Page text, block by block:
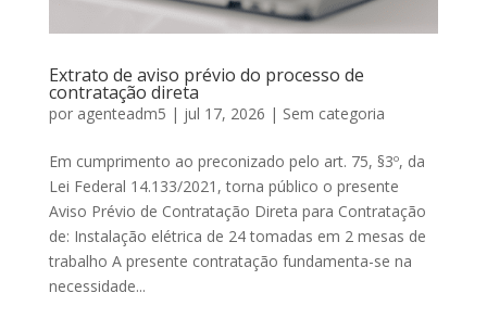
Extrato de aviso prévio do processo de
contratação direta
por agenteadm5 | jul 17, 2026 | Sem categoria
Em cumprimento ao preconizado pelo art. 75, §3º, da
Lei Federal 14.133/2021, torna público o presente
Aviso Prévio de Contratação Direta para Contratação
de: Instalação elétrica de 24 tomadas em 2 mesas de
trabalho A presente contratação fundamenta-se na
necessidade...